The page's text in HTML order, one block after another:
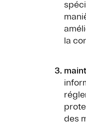
la
des